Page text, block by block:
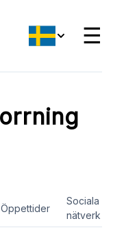
☰
Öppettider
Sociala
nätverk